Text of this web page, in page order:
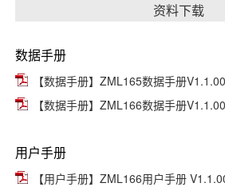
资料下载
数据手册
【数据手册】ZML165数据手册V1.1.00
【数据手册】ZML166数据手册V1.1.00
用户手册
【用户手册】ZML166用户手册